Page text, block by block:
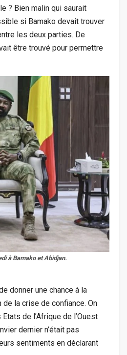
? Bien malin qui saurait
si Bamako devait trouver
les deux parties. De
être trouvé pour permettre
à Bamako et Abidjan.
donner une chance à la
la crise de confiance. On
de l’Afrique de l’Ouest
dernier n’était pas
sentiments en déclarant